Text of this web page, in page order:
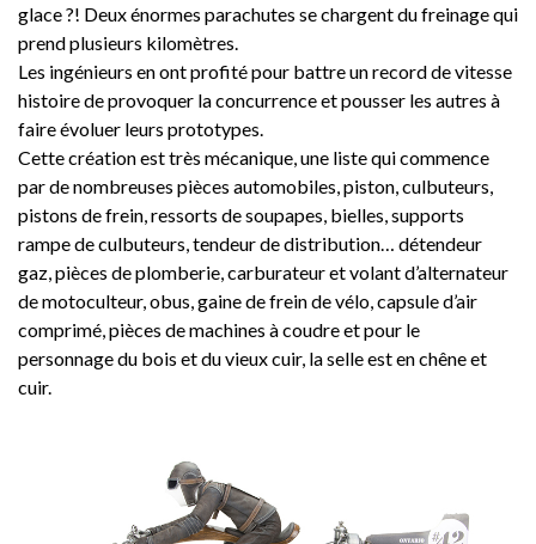
glace ?! Deux énormes parachutes se chargent du freinage qui
prend plusieurs kilomètres.
Les ingénieurs en ont profité pour battre un record de vitesse
histoire de provoquer la concurrence et pousser les autres à
faire évoluer leurs prototypes.
Cette création est très mécanique, une liste qui commence
par de nombreuses pièces automobiles, piston, culbuteurs,
pistons de frein, ressorts de soupapes, bielles, supports
rampe de culbuteurs, tendeur de distribution… détendeur
gaz, pièces de plomberie, carburateur et volant d’alternateur
de motoculteur, obus, gaine de frein de vélo, capsule d’air
comprimé, pièces de machines à coudre et pour le
personnage du bois et du vieux cuir, la selle est en chêne et
cuir.